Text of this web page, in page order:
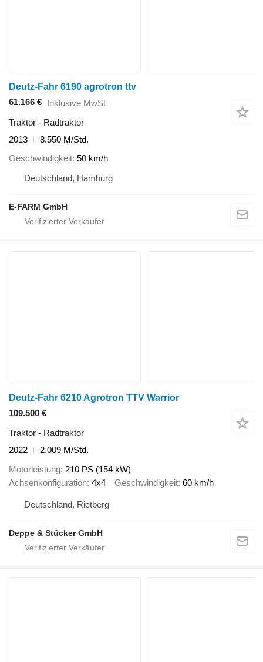
Deutz-Fahr 6190 agrotron ttv
61.166 € Inklusive MwSt
Traktor - Radtraktor
2013
8.550 M/Std.
Geschwindigkeit 50 km/h
Deutschland, Hamburg
E-FARM GmbH
Deutz-Fahr 6210 Agrotron TTV Warrior
109.500 €
Traktor - Radtraktor
2022
2.009 M/Std.
Motorleistung 210 PS (154 kW)
Achsenkonfiguration 4x4 Geschwindigkeit 60 km/h
Deutschland, Rietberg
Deppe & Stücker GmbH